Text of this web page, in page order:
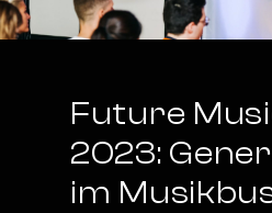
Future
2023:
im